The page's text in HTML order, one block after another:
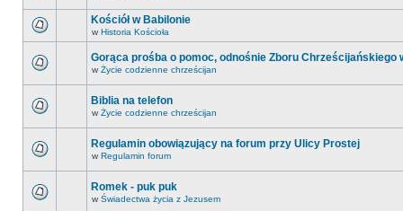
Kościół w Babilonie
w Historia Kościoła
Gorąca prośba o pomoc, odnośnie Zboru Chrześcijańskiego
w Życie codzienne chrześcijan
Biblia na telefon
w Życie codzienne chrześcijan
Regulamin obowiązujący na forum przy Ulicy Prostej
w Regulamin forum
Romek - puk puk
w Świadectwa życia z Jezusem